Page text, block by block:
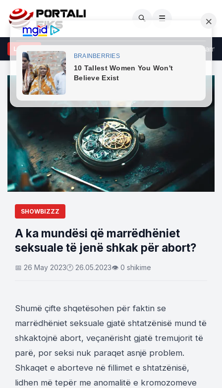
🔍 ☰
LAJME
dhe ASAP Rocky “humbin kontrollin”, vallëzimi i tyre i zjarrtë
SHOWBIZZZ
A ka mundësi që marrëdhëniet
seksuale të jenë shkak për abort?
📅 26 May 2023🕐 26.05.2023👁 0 shikime
Shumë çifte shqetësohen për faktin se
marrëdhëniet seksuale gjatë shtatzënisë mund të
shkaktojnë abort, veçanërisht gjatë tremujorit të
parë, por seksi nuk paraqet asnjë problem.
Shkaqet e aborteve në fillimet e shtatzënisë,
lidhen më tepër me anomalitë e kromozomeve